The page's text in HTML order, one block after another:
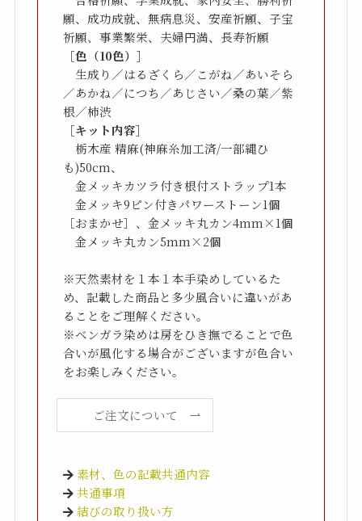
願、成功成就、無病息災、安産祈願、子宝
［色（10色）］
生成り／はるざくら／こがね／あいそら
／あかね／につち／あじさい／桑の葉／紫
［キット内容］
栃木産 精麻(神麻糸加工済/一部縄ひ
も)50cm、
金メッキカツラ付き根付ストラップ1本
金メッキ9ピン付きパワーストーン1個
［おまかせ］、金メッキ丸カン4mm×1個
金メッキ丸カン5mm×2個
※天然素材を１本１本手染めしているた
め、記載した商品と多少風合いに違いがあ
ることをご理解ください。
※ベンガラ染めは房をひき撫でることで色
合いが風化する場合がございますが色合い
をお楽しみください。
ご注文について
素材、色の記載共通内容
共通事項
結びの取り扱い方